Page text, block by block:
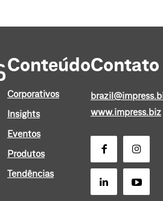
Conteúdo
Corporativos
Insights
Eventos
Produtos
Tendências
Contato
www.impress.biz